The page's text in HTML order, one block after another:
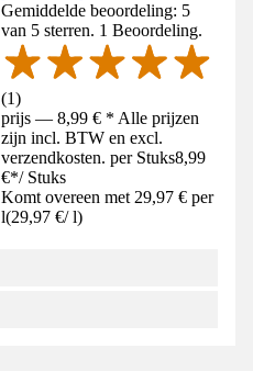
Gemiddelde beoordeling: 5
van 5 sterren. 1 Beoordeling.
(1)
prijs — 8,99 € * Alle prijzen
zijn incl. BTW en excl.
verzendkosten. per Stuks8,99
€*/ Stuks
Komt overeen met 29,97 € per
l(29,97 €/ l)